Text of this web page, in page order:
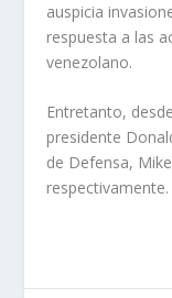
auspicia
respuesta a las
venezolano.
Entretanto,
presidente
de Defensa,